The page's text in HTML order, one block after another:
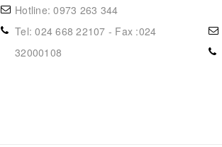
Hotline: 0973 263 344
Tel: 024 668 22107 - Fax :024
32000108